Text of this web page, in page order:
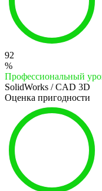
92
%
Профессиональный
SolidWorks / CAD 3D
Оценка пригодности